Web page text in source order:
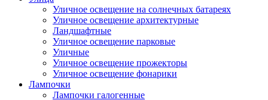
Уличное освещение на солнечных батареях
Уличное освещение архитектурные
Ландшафтные
Уличное освещение парковые
Уличные
Уличное освещение прожекторы
Уличное освещение фонарики
Лампочки
Лампочки галогенные